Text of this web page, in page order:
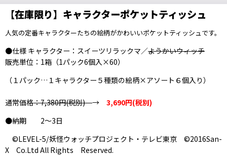
【在庫限り】キャラクターポケットティッシュ
人気の定番キャラクターたちの絵柄がかわいいポケットティッシュです。
●仕様 キャラクター：スイーツリラックマ／ようかいウィッチ
販売単位：1箱（1パック6個入×60）
（１パック…１キャラクター５種類の絵柄×アソート６個入り）
通常価格：7,380円(税別)→ 3,690円(税別)
●納期 2〜3日
©LEVEL-5/妖怪ウォッチプロジェクト・テレビ東京 ©2016San-
X Co.Ltd All Rights Reserved.